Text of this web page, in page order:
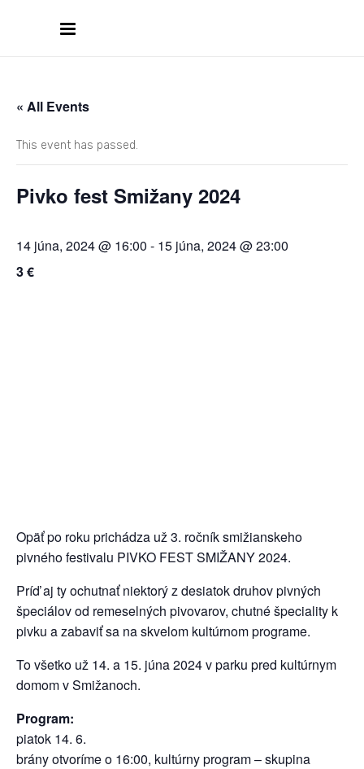
« All Events
This event has passed.
Pivko fest Smižany 2024
14 júna, 2024 @ 16:00 - 15 júna, 2024 @ 23:00
3 €
Opäť po roku prichádza už 3. ročník smižianskeho
pivného festivalu PIVKO FEST SMIŽANY 2024.
Príď aj ty ochutnať niektorý z desiatok druhov pivných
špeciálov od remeselných pivovarov, chutné špeciality k
pivku a zabaviť sa na skvelom kultúrnom programe.
To všetko už 14. a 15. júna 2024 v parku pred kultúrnym
domom v Smižanoch.
Program:
piatok 14. 6.
brány otvoríme o 16:00, kultúrny program – skupina